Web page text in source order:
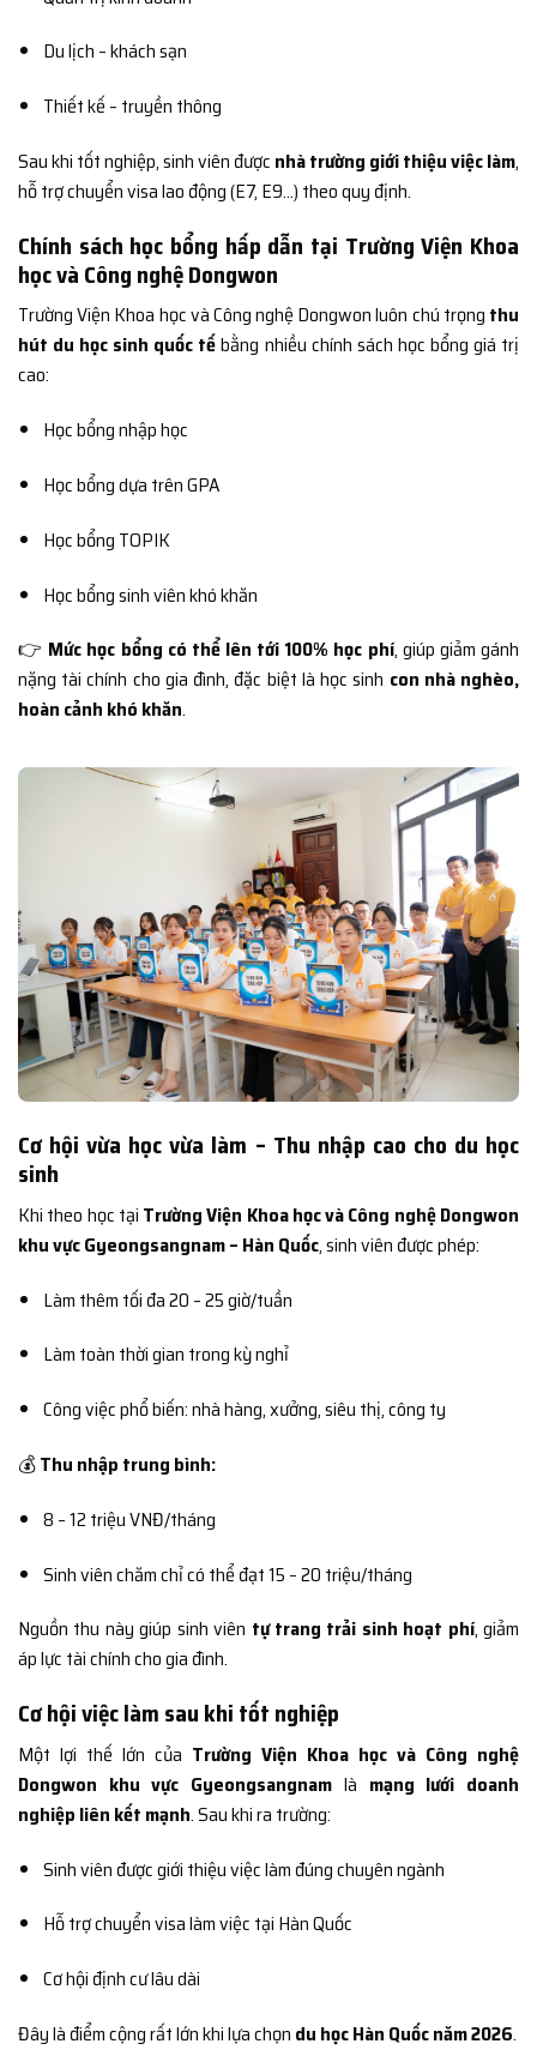
Du lịch – khách sạn
Thiết kế – truyền thông
Sau khi tốt nghiệp, sinh viên được nhà trường giới thiệu việc làm,
hỗ trợ chuyển visa lao động (E7, E9…) theo quy định.
Chính sách học bổng hấp dẫn tại Trường Viện Khoa
học và Công nghệ Dongwon
Trường Viện Khoa học và Công nghệ Dongwon luôn chú trọng thu
hút du học sinh quốc tếbằng nhiều chính sách học bổng giá trị
cao:
Học bổng nhập học
Học bổng dựa trên GPA
Học bổng TOPIK
Học bổng sinh viên khó khăn
👉 Mức học bổng có thể lên tới 100% học phí, giúp giảm gánh
nặng tài chính cho gia đình, đặc biệt là học sinh con nhà nghèo,
hoàn cảnh khó khăn.
Cơ hội vừa học vừa làm – Thu nhập cao cho du học
sinh
Khi theo học tại Trường Viện Khoa học và Công nghệ Dongwon
khu vực Gyeongsangnam – Hàn Quốc, sinh viên được phép:
Làm thêm tối đa 20 – 25 giờ/tuần
Làm toàn thời gian trong kỳ nghỉ
Công việc phổ biến: nhà hàng, xưởng, siêu thị, công ty
💰Thu nhập trung bình:
8 – 12 triệu VNĐ/tháng
Sinh viên chăm chỉ có thể đạt 15 – 20 triệu/tháng
Nguồn thu này giúp sinh viên tự trang trải sinh hoạt phí, giảm
áp lực tài chính cho gia đình.
Cơ hội việc làm sau khi tốt nghiệp
Một lợi thế lớn của Trường Viện Khoa học và Công nghệ
Dongwon khu vực Gyeongsangnam là mạng lưới doanh
nghiệp liên kết mạnh. Sau khi ra trường:
Sinh viên được giới thiệu việc làm đúng chuyên ngành
Hỗ trợ chuyển visa làm việc tại Hàn Quốc
Cơ hội định cư lâu dài
Đây là điểm cộng rất lớn khi lựa chọn du học Hàn Quốc năm 2026.